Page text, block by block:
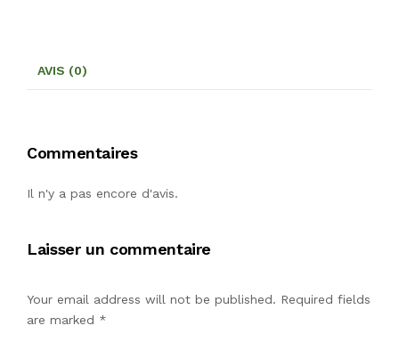
AVIS (0)
Commentaires
Il n'y a pas encore d'avis.
Laisser un commentaire
Your email address will not be published. Required fields
are marked *